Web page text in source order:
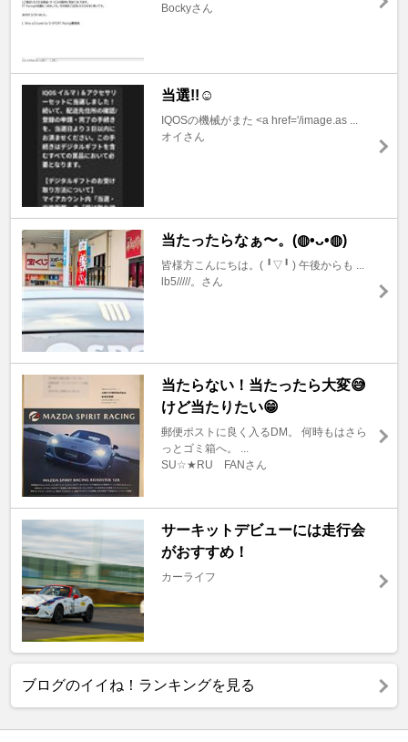
Bockyさん
当選!!☺️
IQOSの機械がまた <a href='/image.as ...
オイさん
当たったらなぁ〜。(⁠◍⁠•⁠ᴗ⁠•⁠◍⁠)
皆様方こんにちは。(⁠ ⁠╹⁠▽⁠╹⁠ ⁠) 午後からも ...
lb5/////。さん
当たらない！当たったら大変😅
けど当たりたい😁
郵便ポストに良く入るDM。 何時もはさら
っとゴミ箱へ。 ...
SU☆★RU FANさん
サーキットデビューには走行会
がおすすめ！
カーライフ
ブログのイイね！ランキングを見る